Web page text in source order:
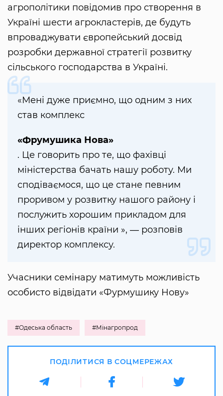
агрополітики повідомив про створення в
Україні шести агрокластерів, де будуть
впроваджувати європейський досвід
розробки державної стратегії розвитку
сільського господарства в Україні.
«Мені дуже приємно, що одним з них
став комплекс
«Фрумушика Нова»
. Це говорить про те, що фахівці
міністерства бачать нашу роботу. Ми
сподіваємося, що це стане певним
проривом у розвитку нашого району і
послужить хорошим прикладом для
інших регіонів країни », ― розповів
директор комплексу.
Учасники семінару матимуть можливість
особисто відвідати «Фурмушику Нову»
#Одеська область #Мінагропрод
ПОДІЛИТИСЯ В СОЦМЕРЕЖАХ